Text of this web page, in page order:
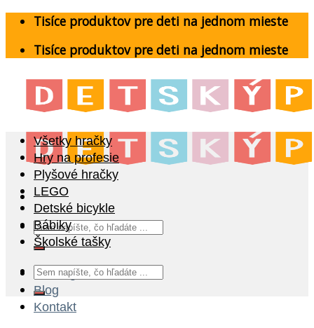
Skip
content
Tisíce produktov pre deti na jednom mieste
Tisíce produktov pre deti na jednom mieste
Hľadať:
Katalóg
Blog
Kontakt
Všetky hračky
Hry na profesie
Plyšové hračky
LEGO
Detské bicykle
Bábiky
Školské tašky
Hľadať: